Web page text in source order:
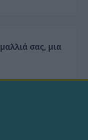
σας, μια